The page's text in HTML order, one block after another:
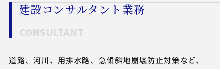
建設コンサルタント業務
CONSULTANT
道路、河川、用排水路、急傾斜地崩壊防止対策など、